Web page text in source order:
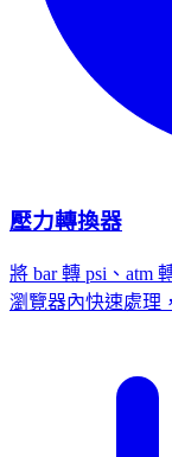
壓力轉換器
將 bar 轉 psi、atm
瀏覽器內快速處理